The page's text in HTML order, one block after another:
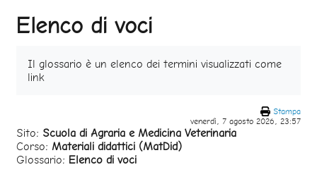
Elenco di voci
Il glossario è un elenco dei termini visualizzati come
link
Stampa
venerdì, 7 agosto 2026, 23:57
Sito: Scuola di Agraria e Medicina Veterinaria
Corso: Materiali didattici (MatDid)
Glossario: Elenco di voci